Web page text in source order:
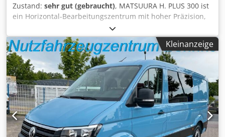
Zustand: sehr gut (gebraucht), MATSUURA H. PLUS 300 ist
ein Horizontal-Bearbeitungszentrum mit hoher Präzision,
großer Genauigkeit und Zuverlässigkeit. Verfahrwege X/Y/Z
500 mm; Werkstücke Ø 530 mm, H 700 mm; Paletten
300×300 mm (10), max. Werkstückgewicht 250 kg, Wechsel
7 s. Spindel BT40 50–15.000 min⁻¹, 95,4 Nm, 15/22 kW;
Vorschub 1–50.000 mm/min, Eilgang 50 m/min; 3×380 V 50
Hz; Gewicht ≈7000 kg; Abmessungen 3660×2463×2445 mm.
Magazin 90 Plätze, Werkzeugwechsel 2 s, Chip-to-chip 2,9
s. Kühlmittel 1500 l, Späneförderer, Satz Werkzeughalter,
Spindelkühler. Geeignet für enge Toleranzen in
Automotive, Luftfahrt, Medizin, Uhrenbau, Formenbau.
Dwodpezqblyjfx Am Asa
Kleinanzeige